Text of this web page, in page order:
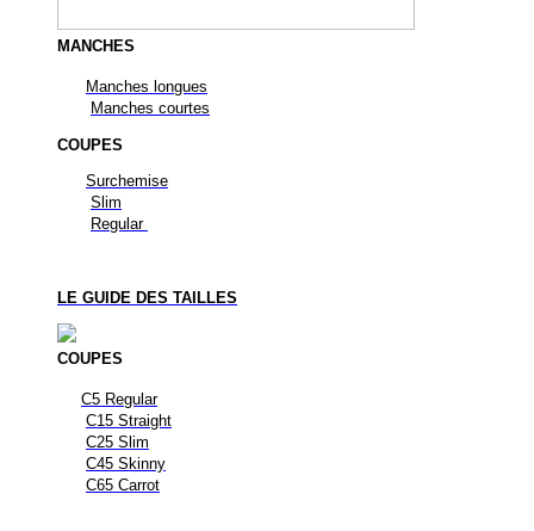
MANCHES
Manches longues
Manches courtes
COUPES
Surchemise
Slim
Regular
LE GUIDE DES TAILLES
COUPES
C5 Regular
C15 Straight
C25 Slim
C45 Skinny
C65 Carrot